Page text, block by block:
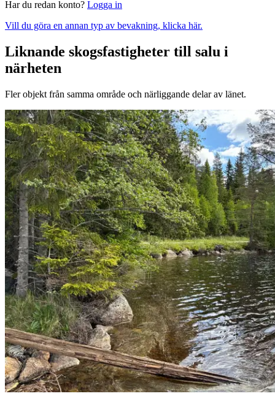
Har du redan konto? Logga in
Vill du göra en annan typ av bevakning, klicka här.
Liknande skogsfastigheter till salu i
närheten
Fler objekt från samma område och närliggande delar av länet.